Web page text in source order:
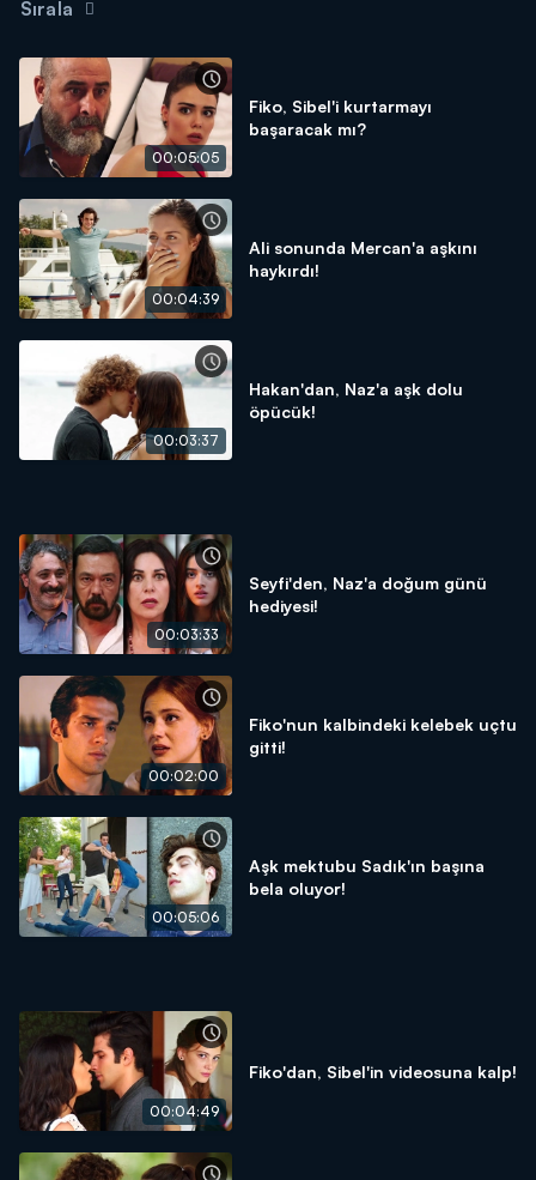
Sırala
00:05:05
Fiko, Sibel'i kurtarmayı
başaracak mı?
00:04:39
Ali sonunda Mercan'a aşkını
haykırdı!
00:03:37
Hakan'dan, Naz'a aşk dolu
öpücük!
00:03:33
Seyfi'den, Naz'a doğum günü
hediyesi!
00:02:00
Fiko'nun kalbindeki kelebek uçtu
gitti!
00:05:06
Aşk mektubu Sadık'ın başına
bela oluyor!
00:04:49
Fiko'dan, Sibel'in videosuna kalp!